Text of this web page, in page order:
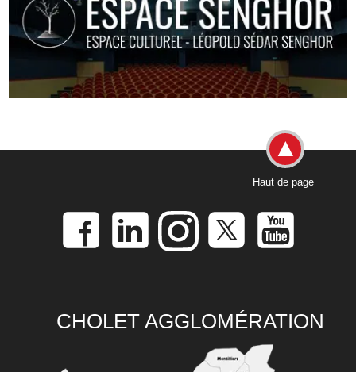
Haut de page
CHOLET AGGLOMÉRATION